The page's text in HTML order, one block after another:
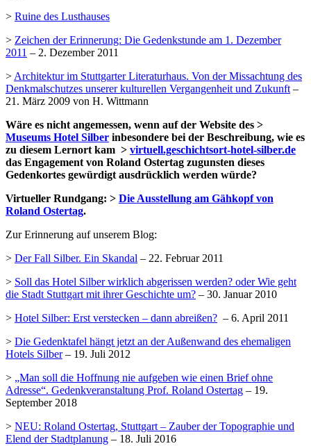
> Ruine des Lusthauses
> Zeichen der Erinnerung: Die Gedenkstunde am 1. Dezember
2011 – 2. Dezember 2011
>Architektur im Stuttgarter Literaturhaus. Von der Missachtung des
Denkmalschutzes unserer kulturellen Vergangenheit und Zukunft–
21. März 2009 von H. Wittmann
Wäre es nicht angemessen, wenn auf der Website des >
Museums Hotel Silber inbesondere bei der Beschreibung, wie es
zu diesem Lernort kam > virtuell.geschichtsort-hotel-silber.de
das Engagement von Roland Ostertag zugunsten dieses
Gedenkortes gewürdigt ausdrücklich werden würde?
Virtueller Rundgang: > Die Ausstellung am Gähkopf von
Roland Ostertag.
Zur Erinnerung auf unserem Blog:
> Der Fall Silber. Ein Skandal – 22. Februar 2011
> Soll das Hotel Silber wirklich abgerissen werden? oder Wie geht
die Stadt Stuttgart mit ihrer Geschichte um? – 30. Januar 2010
> Hotel Silber: Erst verstecken – dann abreißen? – 6. April 2011
> Die Gedenktafel hängt jetzt an der Außenwand des ehemaligen
Hotels Silber– 19. Juli 2012
> „Man soll die Hoffnung nie aufgeben wie einen Brief ohne
Adresse“. Gedenkveranstaltung Prof. Roland Ostertag – 19.
September 2018
> NEU: Roland Ostertag, Stuttgart – Zauber der Topographie und
Elend der Stadtplanung – 18. Juli 2016